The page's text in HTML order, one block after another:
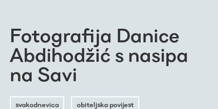
Fotografija Danice
Abdihodžić s nasipa
na Savi
svakodnevica obiteljska povijest